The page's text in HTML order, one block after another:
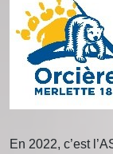
En 2022, c’est